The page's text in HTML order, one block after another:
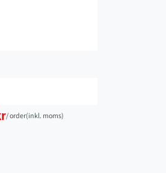
/ order(inkl. moms)